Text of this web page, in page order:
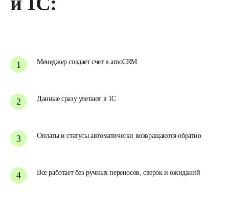
Менеджер создает счет в amoCRM
Данные сразу улетают в 1С
Оплаты и статусы автоматически возвращаются обратно
Все работает без ручных переносов, сверок и ожиданий